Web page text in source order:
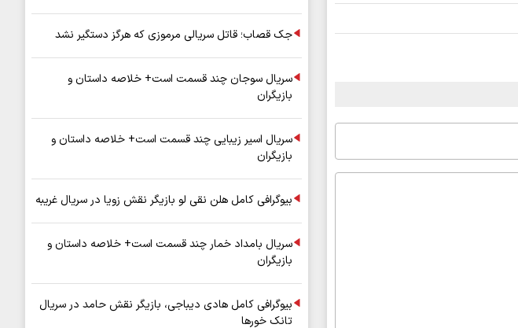
جک قصاب؛ قاتل سریالی مرموزی که هرگز دستگیر نشد
سریال سوجان چند قسمت است+ خلاصه داستان و
بازیگران
سریال اسیر زیبایی چند قسمت است+ خلاصه داستان و
بازیگران
بیوگرافی کامل هلن نقی لو بازیگر نقش زویا در سریال غریبه
سریال بامداد خمار چند قسمت است+ خلاصه داستان و
بازیگران
بیوگرافی کامل هادی دیباجی، بازیگر نقش حامد در سریال
تانک خورها